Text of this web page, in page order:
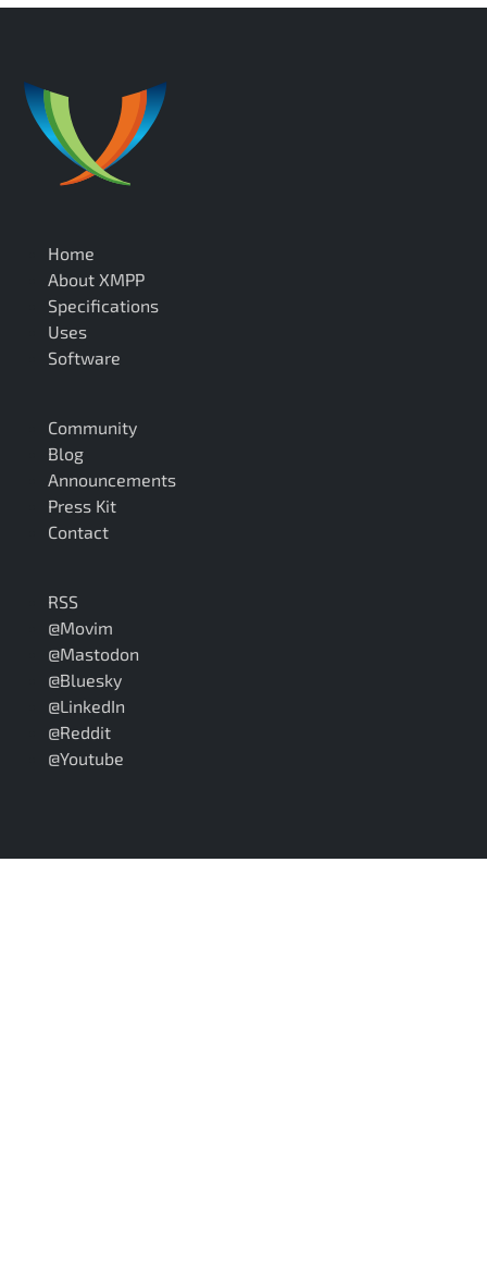
Home
About XMPP
Specifications
Uses
Software
Community
Blog
Announcements
Press Kit
Contact
RSS
@Movim
@Mastodon
@Bluesky
@LinkedIn
@Reddit
@Youtube